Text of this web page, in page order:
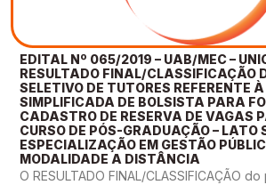
EDITAL Nº 065/2019 – UAB/MEC –
RESULTADO FINAL/CLASSIFICAÇÃO
SELETIVO DE TUTORES REFERENTE
SIMPLIFICADA DE BOLSISTA PARA
CADASTRO DE RESERVA DE VAGAS
CURSO DE PÓS-GRADUAÇÃO – LATO
ESPECIALIZAÇÃO EM GESTÃO
MODALIDADE A DISTÂNCIA
O RESULTADO FINAL/CLASSIFICAÇÃO